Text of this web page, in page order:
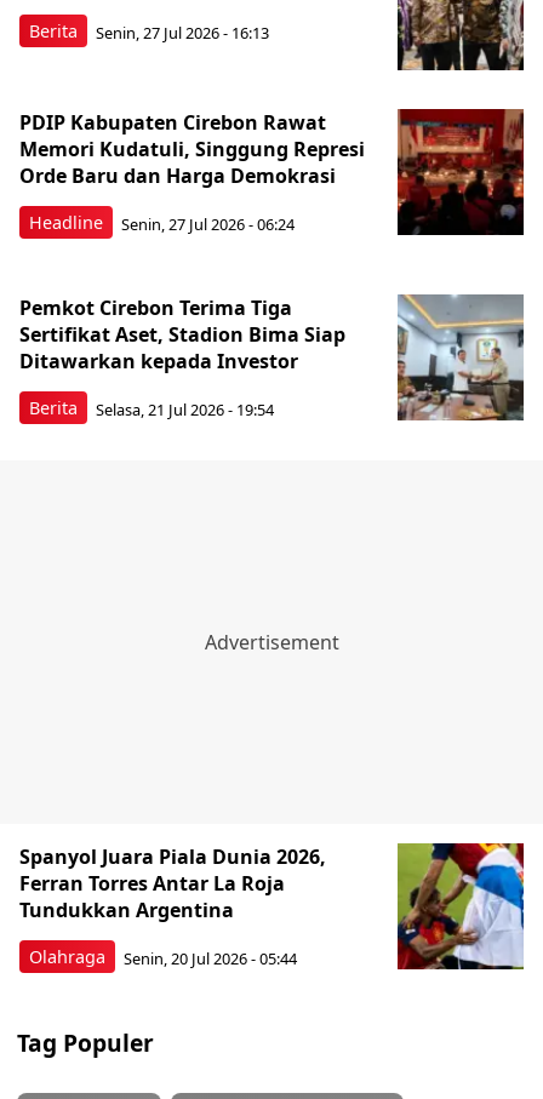
Berita Senin, 27 Jul 2026 - 16:13
Headline
PDIP Kabupaten Cirebon Rawat
Memori Kudatuli, Singgung Represi
Orde Baru dan Harga Demokrasi
Senin, 27 Jul 2026 - 06:24
Berita
Pemkot Cirebon Terima Tiga
Sertifikat Aset, Stadion Bima Siap
Ditawarkan kepada Investor
Selasa, 21 Jul 2026 - 19:54
Olahraga
Spanyol Juara Piala Dunia 2026,
Ferran Torres Antar La Roja
Tundukkan Argentina
Senin, 20 Jul 2026 - 05:44
Tag Populer